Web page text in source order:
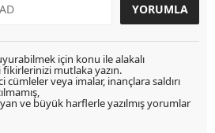
için konu ile alakalı
fikirlerinizi mutlaka yazın.
veya imalar, inançlara saldırı
ve büyük harflerle yazılmış yorumlar